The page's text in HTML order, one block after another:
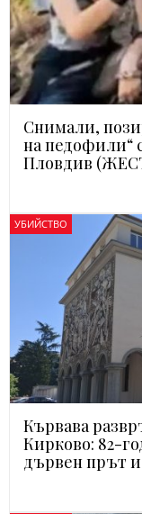
Снимали,
на педофили“
Пловдив
УБИЙСТВО
Кървава
Кирково: 82-
дървен прът